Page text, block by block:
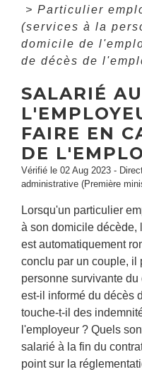
> Particulier
(services à la
domicile de
de décès de
SALARIÉ
FAIRE EN
DE
Vérifié le 02 Aug 2023 -
administrative (Première
Lorsqu'un particulier
à son domicile décède,
est automatiquement
conclu par un couple, il
personne survivante
est-il informé du décès
touche-t-il des
l'employeur ? Quels
salarié à la fin du
point sur la